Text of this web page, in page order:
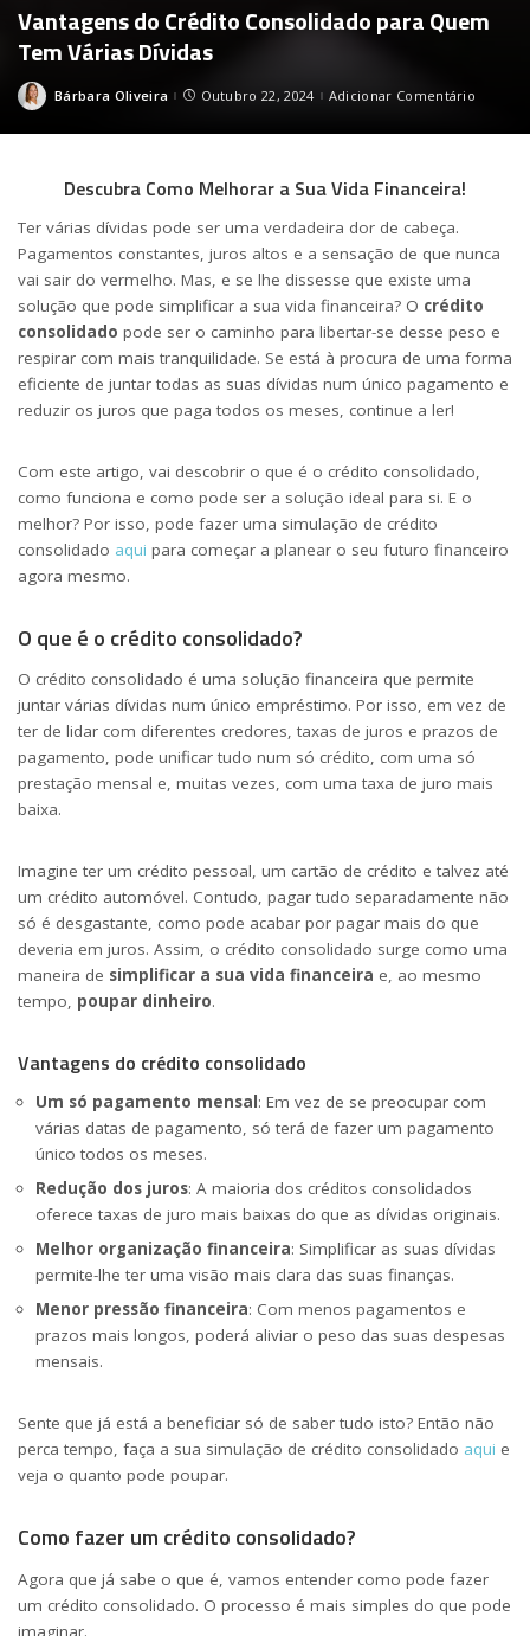
Vantagens do Crédito Consolidado para Quem
Tem Várias Dívidas
Posted
Bárbara Oliveira Outubro 22, 2024 Adicionar Comentário
Descubra Como Melhorar a Sua Vida Financeira!
Ter várias dívidas pode ser uma verdadeira dor de cabeça.
Pagamentos constantes, juros altos e a sensação de que nunca
vai sair do vermelho. Mas, e se lhe dissesse que existe uma
solução que pode simplificar a sua vida financeira? O crédito
consolidado pode ser o caminho para libertar-se desse peso e
respirar com mais tranquilidade. Se está à procura de uma forma
eficiente de juntar todas as suas dívidas num único pagamento e
reduzir os juros que paga todos os meses, continue a ler!
Com este artigo, vai descobrir o que é o crédito consolidado,
como funciona e como pode ser a solução ideal para si. E o
melhor? Por isso, pode fazer uma simulação de crédito
consolidado aqui para começar a planear o seu futuro financeiro
agora mesmo.
O que é o crédito consolidado?
O crédito consolidado é uma solução financeira que permite
juntar várias dívidas num único empréstimo. Por isso, em vez de
ter de lidar com diferentes credores, taxas de juros e prazos de
pagamento, pode unificar tudo num só crédito, com uma só
prestação mensal e, muitas vezes, com uma taxa de juro mais
baixa.
Imagine ter um crédito pessoal, um cartão de crédito e talvez até
um crédito automóvel. Contudo, pagar tudo separadamente não
só é desgastante, como pode acabar por pagar mais do que
deveria em juros. Assim, o crédito consolidado surge como uma
maneira de simplificar a sua vida financeira e, ao mesmo
tempo, poupar dinheiro.
Vantagens do crédito consolidado
Um só pagamento mensal: Em vez de se preocupar com
várias datas de pagamento, só terá de fazer um pagamento
único todos os meses.
Redução dos juros: A maioria dos créditos consolidados
oferece taxas de juro mais baixas do que as dívidas originais.
Melhor organização financeira: Simplificar as suas dívidas
permite-lhe ter uma visão mais clara das suas finanças.
Menor pressão financeira: Com menos pagamentos e
prazos mais longos, poderá aliviar o peso das suas despesas
mensais.
Sente que já está a beneficiar só de saber tudo isto? Então não
perca tempo, faça a sua simulação de crédito consolidado aqui e
veja o quanto pode poupar.
Como fazer um crédito consolidado?
Agora que já sabe o que é, vamos entender como pode fazer
um crédito consolidado. O processo é mais simples do que pode
imaginar.